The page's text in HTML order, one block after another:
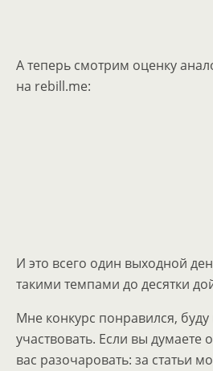
А теперь смотрим оценку
на rebill.me:
И это всего один выходной
такими темпами до десятки
Мне конкурс понравился,
участвовать. Если вы думаете
вас разочаровать: за статьи